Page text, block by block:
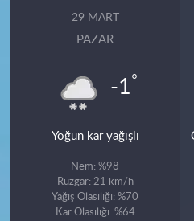
29 MART
PAZAR
-1°
Yoğun kar yağışlı
Nem: %98
Rüzgar: 21 km/h
Yağış Olasılığı: %70
Kar Olasılığı: %64